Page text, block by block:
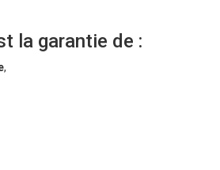
la garantie de :
,